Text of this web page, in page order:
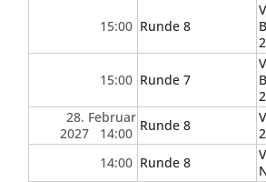
15:00 Runde 8
15:00 Runde 7
28. Februar
2027 14:00 Runde 8
14:00 Runde 8